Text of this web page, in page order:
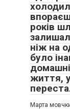
років
ніж на
було
життя,
Марта